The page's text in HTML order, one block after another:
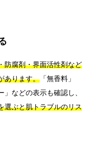
防腐剤・界面活性剤など
あります。 「無香料」
」などの表示も確認し、
選ぶと肌トラブルのリス